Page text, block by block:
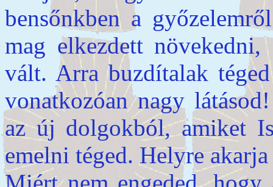
bensőnkben a
mag elkezdett
vált. Arra buzdítalak
vonatkozóan nagy
az új dolgokból, amiket
emelni téged. Helyre